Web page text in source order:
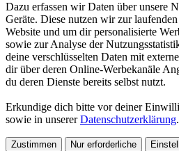
Dazu erfassen wir Daten über unsere
Geräte. Diese nutzen wir zur
Website und um dir personalisierte
sowie zur Analyse der
deine verschlüsselten Daten mit
dir über deren Online-Werbekanäle
du deren Dienste bereits selbst nutzt.
Erkundige dich bitte vor deiner
sowie in unsererDatenschutzerklärung.
Zustimmen Nur erforderliche